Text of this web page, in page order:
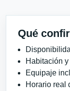
Qué
Habitación
Equipaje
Horario real